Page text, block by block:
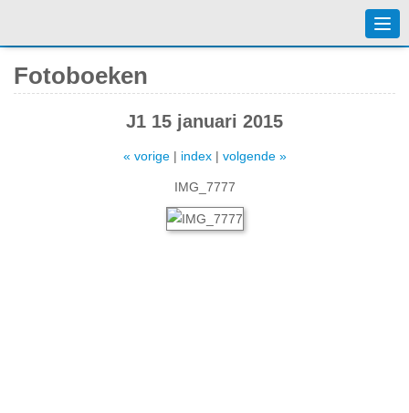
Fotoboeken
J1 15 januari 2015
« vorige| index| volgende »
IMG_7777